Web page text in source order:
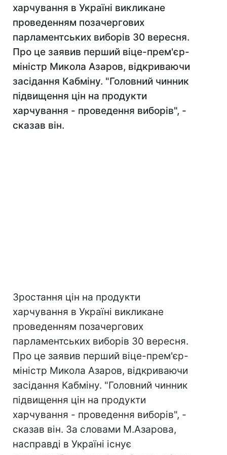
харчування в Україні викликане
проведенням позачергових
парламентських виборів 30 вересня.
Про це заявив перший віце-прем'єр-
міністр Микола Азаров, відкриваючи
засідання Кабміну. "Головний чинник
підвищення цін на продукти
харчування - проведення виборів", -
сказав він.
Зростання цін на продукти
харчування в Україні викликане
проведенням позачергових
парламентських виборів 30 вересня.
Про це заявив перший віце-прем'єр-
міністр Микола Азаров, відкриваючи
засідання Кабміну. "Головний чинник
підвищення цін на продукти
харчування - проведення виборів", -
сказав він. За словами М.Азарова,
насправді в Україні існує